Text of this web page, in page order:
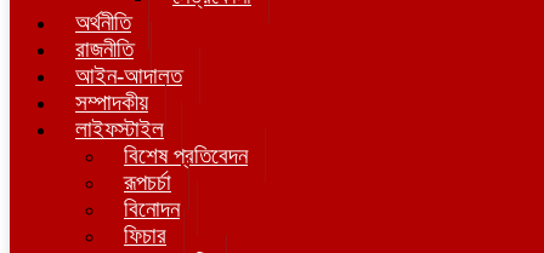
অর্থনীতি
রাজনীতি
আইন-আদালত
সম্পাদকীয়
লাইফস্টাইল
বিশেষ প্রতিবেদন
রূপচর্চা
বিনোদন
ফিচার